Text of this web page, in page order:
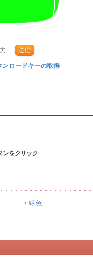
送信
ンロードキーの取得
ンをクリック
緑色